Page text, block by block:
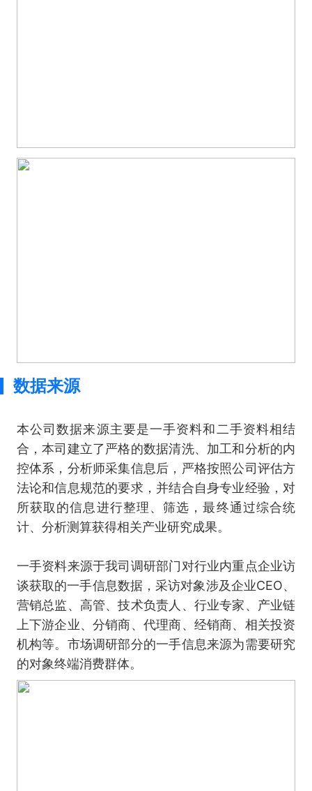
数据来源
本公司数据来源主要是一手资料和二手资料相结
合，本司建立了严格的数据清洗、加工和分析的内
控体系，分析师采集信息后，严格按照公司评估方
法论和信息规范的要求，并结合自身专业经验，对
所获取的信息进行整理、筛选，最终通过综合统
计、分析测算获得相关产业研究成果。
一手资料来源于我司调研部门对行业内重点企业访
谈获取的一手信息数据，采访对象涉及企业CEO、
营销总监、高管、技术负责人、行业专家、产业链
上下游企业、分销商、代理商、经销商、相关投资
机构等。市场调研部分的一手信息来源为需要研究
的对象终端消费群体。